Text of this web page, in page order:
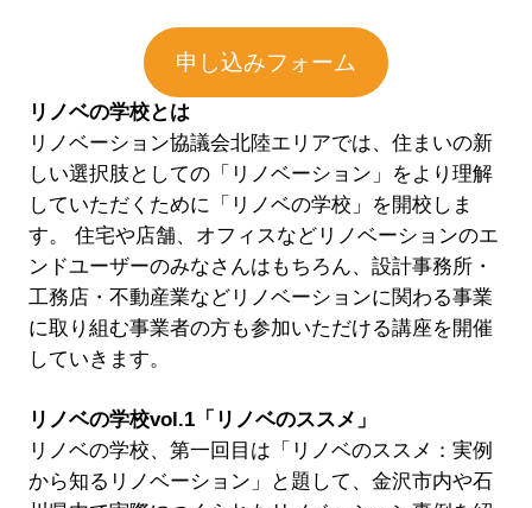
申し込みフォーム
リノベの学校とは
リノベーション協議会北陸エリアでは、住まいの新
しい選択肢としての「リノベーション」をより理解
していただくために「リノベの学校」を開校しま
す。 住宅や店舗、オフィスなどリノベーションのエ
ンドユーザーのみなさんはもちろん、設計事務所・
工務店・不動産業などリノベーションに関わる事業
に取り組む事業者の方も参加いただける講座を開催
していきます。
リノベの学校vol.1「リノベのススメ」
リノベの学校、第一回目は「リノベのススメ：実例
から知るリノベーション」と題して、金沢市内や石